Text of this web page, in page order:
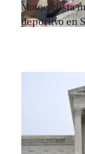
Motociclista
deportivo en